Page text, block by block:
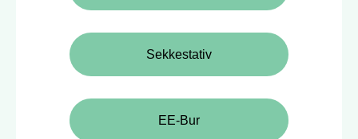
Sekkestativ
EE-Bur